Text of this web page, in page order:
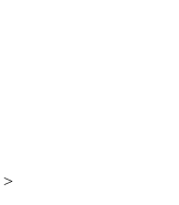
>